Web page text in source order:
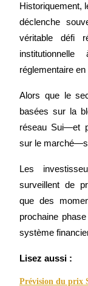
Jalonnement
Des
Launchpool
Historiquement,
déclenche
véritable défi
réglementaire en
Alors que le
basées sur la
réseau Sui—et
sur le
Les
surveillent de
que des
prochaine
système
Lisez aussi :
Prévision du prix